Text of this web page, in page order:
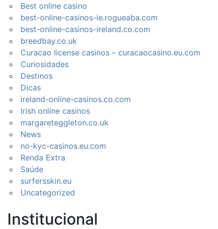
Best online casino
best-online-casinos-ie.rogueaba.com
best-online-casinos-ireland.co.com
breedbay.co.uk
Curacao license casinos – curacaocasino.eu.com
Curiosidades
Destinos
Dicas
ireland-online-casinos.co.com
Irish online casinos
margareteggleton.co.uk
News
no-kyc-casinos.eu.com
Renda Extra
Saúde
surfersskin.eu
Uncategorized
Institucional